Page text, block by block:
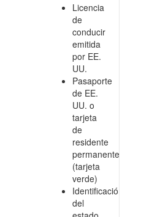
Licencia
de
conducir
emitida
por EE.
UU.
Pasaporte
de EE.
UU. o
tarjeta
de
residente
permanente
(tarjeta
verde)
Identificación
del